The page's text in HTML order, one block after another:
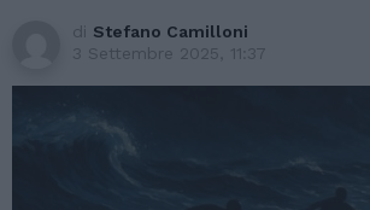
di Stefano Camilloni
3 Settembre 2025, 11:37